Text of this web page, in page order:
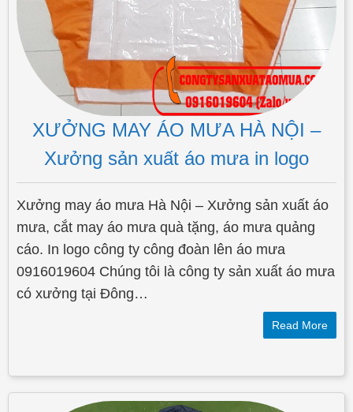
XƯỞNG MAY ÁO MƯA HÀ NỘI –
Xưởng sản xuất áo mưa in logo
Xưởng may áo mưa Hà Nội – Xưởng sản xuất áo
mưa, cắt may áo mưa quà tặng, áo mưa quảng
cáo. In logo công ty công đoàn lên áo mưa
0916019604 Chúng tôi là công ty sản xuất áo mưa
có xưởng tại Đông…
Read More